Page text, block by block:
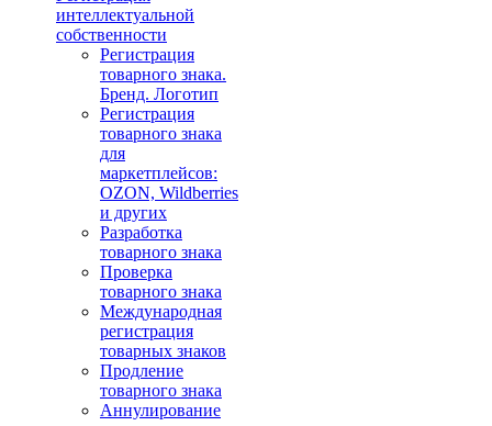
интеллектуальной
собственности
Регистрация
товарного знака.
Бренд. Логотип
Регистрация
товарного знака
для
маркетплейсов:
OZON, Wildberries
и других
Разработка
товарного знака
Проверка
товарного знака
Международная
регистрация
товарных знаков
Продление
товарного знака
Аннулирование